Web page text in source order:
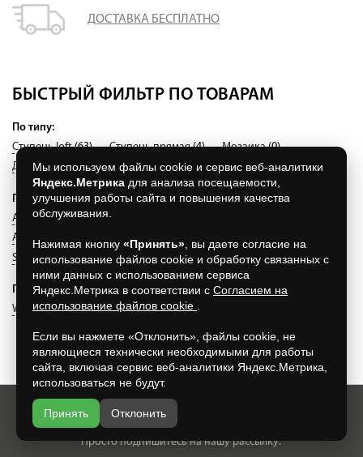
ДОСТАВКА БЕСПЛАТНО
БЫСТРЫЙ ФИЛЬТР ПО ТОВАРАМ
По типу:
Ступень loft(63) Ступень прямая(4) Мозаика(0)
Декоры (0) Террасные плиты(0)
По коллекции:
Aera(41) Aera T(30)
Asar (0) (20)
Stalotec(1)
По производителю:
WesterWaelder(12) White Hills(4)
Хотите всегда узнавать о новых акциях и скидках?
Просто подпишитесь на нашу рассылку:
Мы используем файлы cookie и сервис веб-аналитики
Яндекс.Метрика для анализа посещаемости,
улучшения работы сайта и повышения качества
обслуживания.
Нажимая кнопку «Принять» , вы даете согласие на
использование файлов cookie и обработку связанных с
ними данных с использованием сервиса
Яндекс.Метрика в соответствии с Согласием на
использование файлов cookie
Если вы нажмете «Отклонить», файлы cookie, не
являющиеся технически необходимыми для работы
сайта, включая сервис веб-аналитики Яндекс.Метрика,
использоваться не будут.
Принять Отклонить